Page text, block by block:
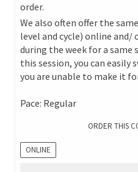
order.
We also often offer the
level and cycle) online and/
during the week for a same
this session, you can
you are unable to make it
Pace: Regular
ORDER THIS
ONLINE